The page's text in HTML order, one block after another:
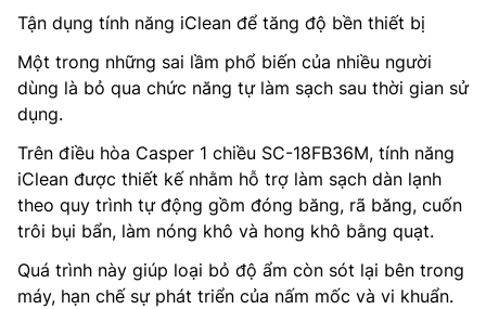
Tận dụng tính năng iClean để tăng độ bền thiết bị
Một trong những sai lầm phổ biến của nhiều người
dùng là bỏ qua chức năng tự làm sạch sau thời gian sử
dụng.
Trên điều hòa Casper 1 chiều SC-18FB36M, tính năng
iClean được thiết kế nhằm hỗ trợ làm sạch dàn lạnh
theo quy trình tự động gồm đóng băng, rã băng, cuốn
trôi bụi bẩn, làm nóng khô và hong khô bằng quạt.
Quá trình này giúp loại bỏ độ ẩm còn sót lại bên trong
máy, hạn chế sự phát triển của nấm mốc và vi khuẩn.